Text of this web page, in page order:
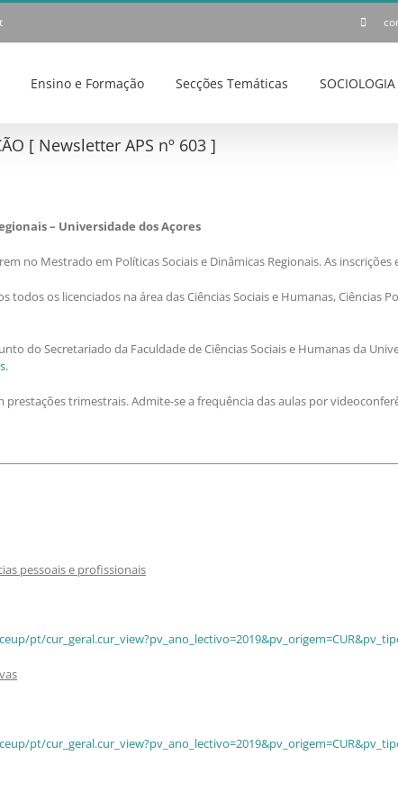
Ensino e Formação Secções Temáticas
[ Newsletter APS nº 603 ]
– Universidade dos Açores
no Mestrado em Políticas Sociais e Dinâmicas Regionais. As
todos os licenciados na área das Ciências Sociais e Humanas, Ciências
do Secretariado da Faculdade de Ciências Sociais e Humanas da
.
prestações trimestrais. Admite-se a frequência das aulas por
pessoais e profissionais
pt/
pt/